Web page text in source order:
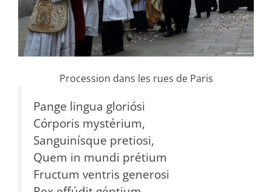
Procession dans les rues de Paris
Pange lingua gloriósi
Córporis mystérium,
Sanguinísque pretiosi,
Quem in mundi prétium
Fructum ventris generosi